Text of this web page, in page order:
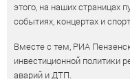
этого, на наших страницах
событиях, концертах и
Вместе с тем, РИА
инвестиционной политики
аварий и ДТП.